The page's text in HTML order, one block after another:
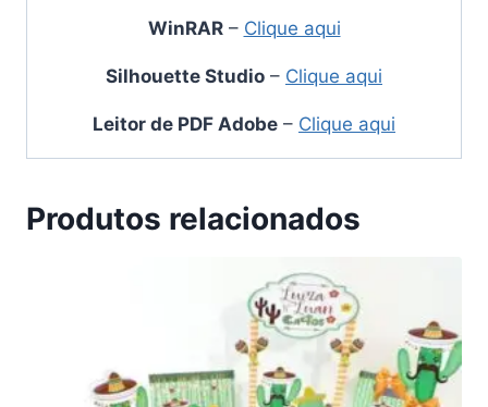
WinRAR– Clique aqui
Silhouette Studio – Clique aqui
Leitor de PDF Adobe – Clique aqui
Produtos relacionados